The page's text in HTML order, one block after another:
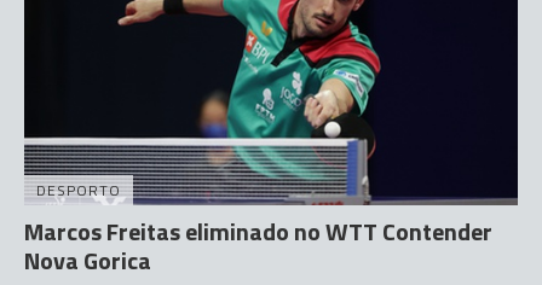
DESPORTO
Marcos Freitas eliminado no WTT Contender
Nova Gorica